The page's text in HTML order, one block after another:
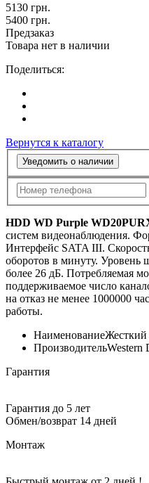
5130 грн.
5400 грн.
Предзаказ
Товара нет в наличии
Поделиться:
Вернутся к каталогу
Уведомить о наличии
HDD WD Purple
систем видеонаблюдения.
Интерфейс SATA III.
оборотов в минуту. Уровень
более 26 дБ. Потребляемая
поддерживаемое число
на отказ не менее 1000000
работы.
Наименование
ПроизводительWestern
Гарантия
Гарантия до 5 лет
Обмен/возврат 14 дней
Монтаж